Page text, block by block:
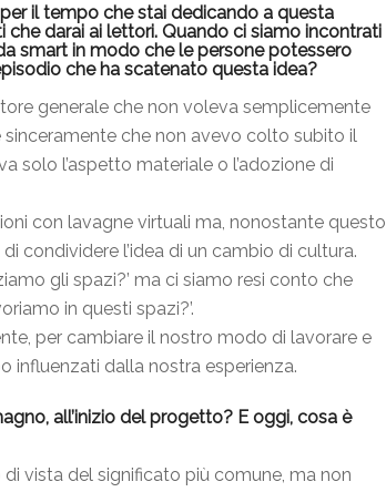
il tempo che stai dedicando a questa
che darai ai lettori. Quando ci siamo incontrati
smart in modo che le persone potessero
che ha scatenato questa idea?
generale che non voleva semplicemente
sinceramente che non avevo colto subito il
solo l’aspetto materiale o l’adozione di
con lavagne virtuali ma, nonostante questo
condividere l’idea di un cambio di cultura.
gli spazi?’ ma ci siamo resi conto che
in questi spazi?’.
per cambiare il nostro modo di lavorare e
dalla nostra esperienza.
all’inizio del progetto? E oggi, cosa è
vista del significato più comune, ma non